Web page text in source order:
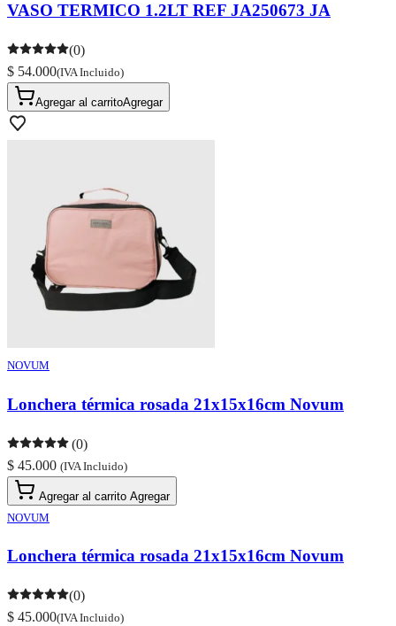
VASO TERMICO 1.2LT REF JA250673 JA
(0)
$ 54.000(IVA Incluido)
Agregar al carritoAgregar
NOVUM
Lonchera térmica rosada 21x15x16cm Novum
(0)
$ 45.000 (IVA Incluido)
Agregar al carrito Agregar
NOVUM
Lonchera térmica rosada 21x15x16cm Novum
(0)
$ 45.000(IVA Incluido)